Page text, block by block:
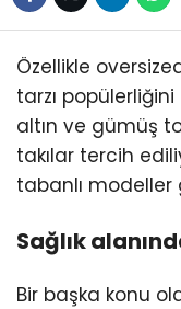
Özellikle
tarzı
altın ve gümüş
takılar tercih
tabanlı
Sağlık
Bir başka konu